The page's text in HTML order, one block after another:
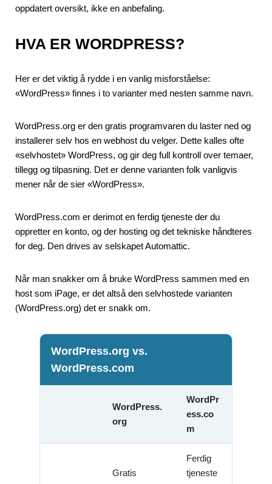
oppdatert oversikt, ikke en anbefaling.
HVA ER WORDPRESS?
Her er det viktig å rydde i en vanlig misforståelse:
«WordPress» finnes i to varianter med nesten samme navn.
WordPress.org er den gratis programvaren du laster ned og
installerer selv hos en webhost du velger. Dette kalles ofte
«selvhostet» WordPress, og gir deg full kontroll over temaer,
tillegg og tilpasning. Det er denne varianten folk vanligvis
mener når de sier «WordPress».
WordPress.com er derimot en ferdig tjeneste der du
oppretter en konto, og der hosting og det tekniske håndteres
for deg. Den drives av selskapet Automattic.
Når man snakker om å bruke WordPress sammen med en
host som iPage, er det altså den selvhostede varianten
(WordPress.org) det er snakk om.
WordPress.org vs.
WordPress.com
WordPress.
org
WordPr
ess.co
m
Gratis
Ferdig
tjeneste